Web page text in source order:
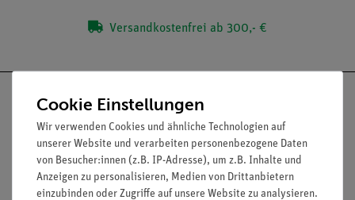
Versandkostenfrei ab 300,- €
Nach oben
Cookie Einstellungen
Wir verwenden Cookies und ähnliche Technologien auf
unserer Website und verarbeiten personenbezogene Daten
von Besucher:innen (z.B. IP-Adresse), um z.B. Inhalte und
Anzeigen zu personalisieren, Medien von Drittanbietern
einzubinden oder Zugriffe auf unsere Website zu analysieren.